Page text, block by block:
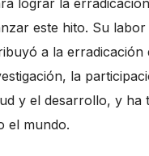
lograr la
este hito. Su
a la
la
y el desarrollo, y
el mundo.